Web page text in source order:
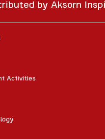
by Aksorn
Activities